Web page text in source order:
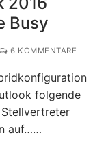
Busy
6 KOMMENTARE
folgende
Stellvertreter
auf……